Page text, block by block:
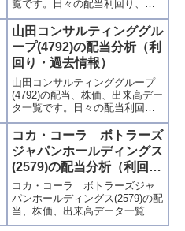
覧です。日々の配当利回り、年
間配当比較、株価や出来高との
関連、高額配当目的の買い時チ
ャンスなど、表とグラフでわか
りやすく掲載、配当利回りラン
キングも参考に！
山田コンサルティンググル
ープ(4792)の配当分析（利
回り・過去情報）
山田コンサルティンググループ
(4792)の配当、株価、出来高デー
タ一覧です。日々の配当利回
り、年間配当比較、株価や出来
高との関連、高額配当目的の買
い時チャンスなど、表とグラフ
でわかりやすく掲載、配当利回
りランキングも参考に！
コカ・コーラ ボトラーズ
ジャパンホールディングス
(2579)の配当分析（利回
り・過去情報）
コカ・コーラ ボトラーズジャ
パンホールディングス(2579)の配
当、株価、出来高データ一覧で
す。日々の配当利回り、年間配